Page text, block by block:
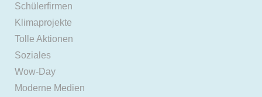
Schülerfirmen
Klimaprojekte
Tolle Aktionen
Soziales
Wow-Day
Moderne Medien